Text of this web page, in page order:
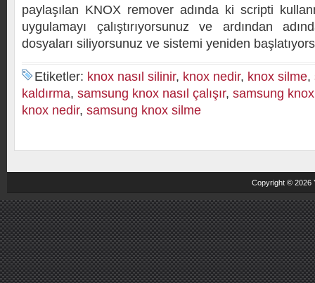
paylaşılan KNOX remover adında ki scripti
uygulamayı çalıştırıyorsunuz ve ardından
dosyaları siliyorsunuz ve sistemi yeniden
Etiketler: knox nasıl silinir, knox nedir, knox silme,
kaldırma, samsung knox nasıl çalışır, samsung
knox nedir, samsung knox silme
Copyright © 2026